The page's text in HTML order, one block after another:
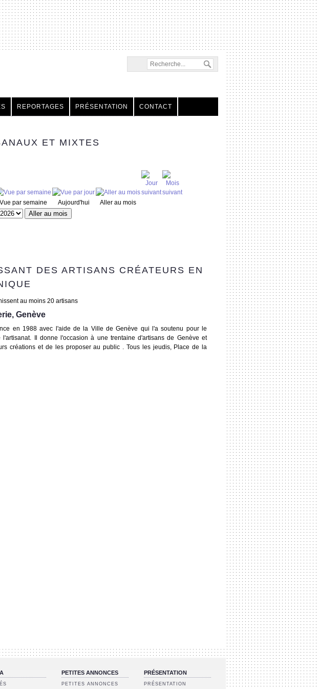
REPORTAGES PRÉSENTATION CONTACT
ET MIXTES
Vue par semaine Aujourd'hui Aller au mois
Aller au mois
DES ARTISANS CRÉATEURS EN
au moins 20 artisans
Genève
en 1988 avec l'aide de la Ville de Genève qui l'a soutenu pour le
Il donne l'occasion à une trentaine d'artisans de Genève et
créations et de les proposer au public . Tous les jeudis, Place de la
PETITES ANNONCES
PETITES ANNONCES
PRÉSENTATION
PRÉSENTATION